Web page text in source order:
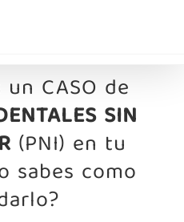
CASO de
SIN
(PNI) en tu
sabes como